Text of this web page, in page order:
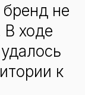
не
В ходе
к